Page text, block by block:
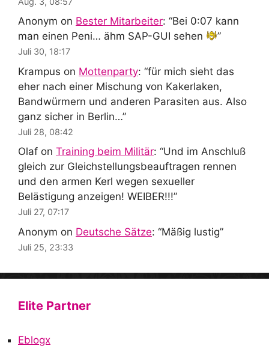
Anonym on Bester Mitarbeiter: “Bei 0:07 kann
man einen Peni… ähm SAP-GUI sehen
”
Juli 30, 18:17
Krampus on Mottenparty: “für mich sieht das
eher nach einer Mischung von Kakerlaken,
Bandwürmern und anderen Parasiten aus. Also
ganz sicher in Berlin…”
Juli 28, 08:42
Olaf on Training beim Militär: “Und im Anschluß
gleich zur Gleichstellungsbeauftragen rennen
und den armen Kerl wegen sexueller
Belästigung anzeigen! WEIBER!!!”
Juli 27, 07:17
Anonym on Deutsche Sätze: “Mäßig lustig”
Juli 25, 23:33
Elite Partner
Eblogx